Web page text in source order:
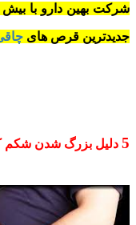
جدیدترین قرص های
5 دلیل بزرگ شدن شکم